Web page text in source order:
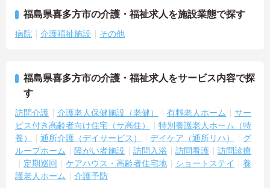
福島県喜多方市の介護・福祉求人を施設業態で探す
病院 介護福祉施設 その他
福島県喜多方市の介護・福祉求人をサービス内容で探
す
訪問介護 介護老人保健施設（老健） 有料老人ホーム
サー
ビス付き高齢者向け住宅（サ高住）
特別養護老人ホーム（特
養）
通所介護（デイサービス） デイケア（通所リハ）
グ
ループホーム
障がい者施設 訪問入浴 訪問看護
訪問診療
定期巡回
ケアハウス・高齢者住宅地 ショートステイ
養
護老人ホーム
介護予防